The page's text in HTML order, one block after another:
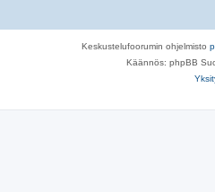
Keskustelufoorumin ohjelmisto
Käännös: phpBB